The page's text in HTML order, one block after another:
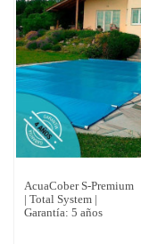
AcuaCober S-Premium
| Total System |
Garantía: 5 años